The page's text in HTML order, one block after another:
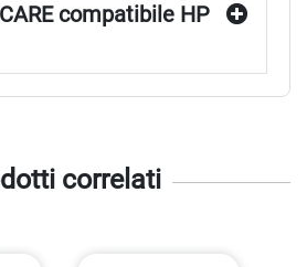
compatibile HP
correlati